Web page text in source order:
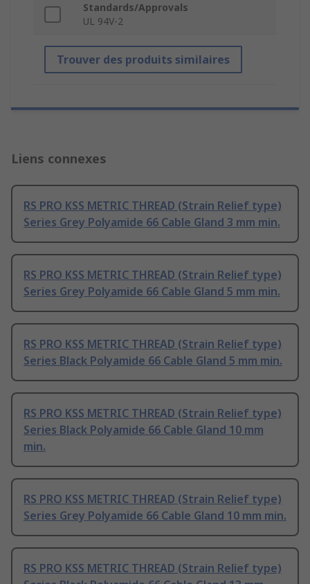
Standards/Approvals
UL 94V-2
Trouver des produits similaires
Liens connexes
RS PRO KSS METRIC THREAD (Strain Relief type)
Series Grey Polyamide 66 Cable Gland 3 mm min.
RS PRO KSS METRIC THREAD (Strain Relief type)
Series Grey Polyamide 66 Cable Gland 5 mm min.
RS PRO KSS METRIC THREAD (Strain Relief type)
Series Black Polyamide 66 Cable Gland 5 mm min.
RS PRO KSS METRIC THREAD (Strain Relief type)
Series Black Polyamide 66 Cable Gland 10 mm
min.
RS PRO KSS METRIC THREAD (Strain Relief type)
Series Grey Polyamide 66 Cable Gland 10 mm min.
RS PRO KSS METRIC THREAD (Strain Relief type)